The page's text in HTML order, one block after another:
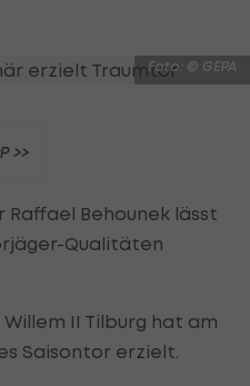
Foto: © GEPA
>>
Behounek lässt
Qualitäten
II Tilburg hat am
Saisontor erzielt.